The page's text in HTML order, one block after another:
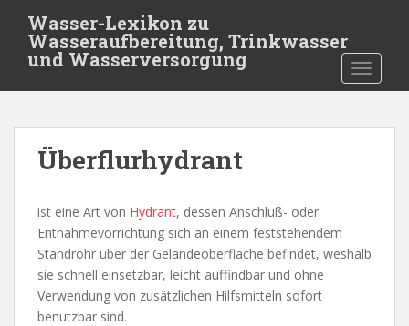
t
Wasser-Lexikon zu
Wasseraufbereitung, Trinkwasser
und Wasserversorgung
Überflurhydrant
ist eine Art von Hydrant, dessen Anschluß- oder
Entnahmevorrichtung sich an einem feststehendem
Standrohr über der Geländeoberfläche befindet, weshalb
sie schnell einsetzbar, leicht auffindbar und ohne
Verwendung von zusätzlichen Hilfsmitteln sofort
benutzbar sind.